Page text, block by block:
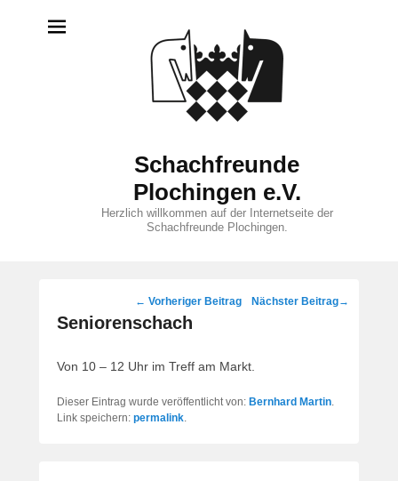
Schachfreunde
Plochingen e.V.
Herzlich willkommen auf der Internetseite der
Schachfreunde Plochingen.
Beitragsnavigation
← Vorheriger Beitrag Nächster Beitrag→
Seniorenschach
Von 10 – 12 Uhr im Treff am Markt.
Dieser Eintrag wurde veröffentlicht von: Bernhard Martin.
Link speichern: permalink.